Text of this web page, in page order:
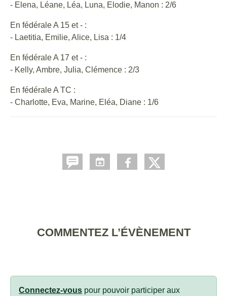
- Elena, Léane, Léa, Luna, Elodie, Manon : 2/6
En fédérale A 15 et - :
- Laetitia, Emilie, Alice, Lisa : 1/4
En fédérale A 17 et - :
- Kelly, Ambre, Julia, Clémence : 2/3
En fédérale A TC :
- Charlotte, Eva, Marine, Eléa, Diane : 1/6
COMMENTEZ L’ÉVÈNEMENT
Connectez-vous pour pouvoir participer aux